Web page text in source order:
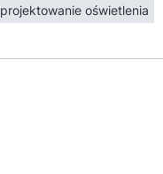
projektowanie oświetlenia